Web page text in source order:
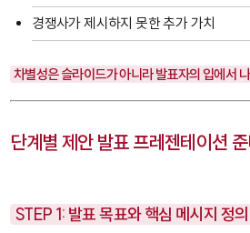
경쟁사가 제시하지 못한 추가 가치
차별성은 슬라이드가 아니라 발표자의 입에서
단계별 제안 발표 프레젠테이션
STEP 1: 발표 목표와 핵심 메시지 정